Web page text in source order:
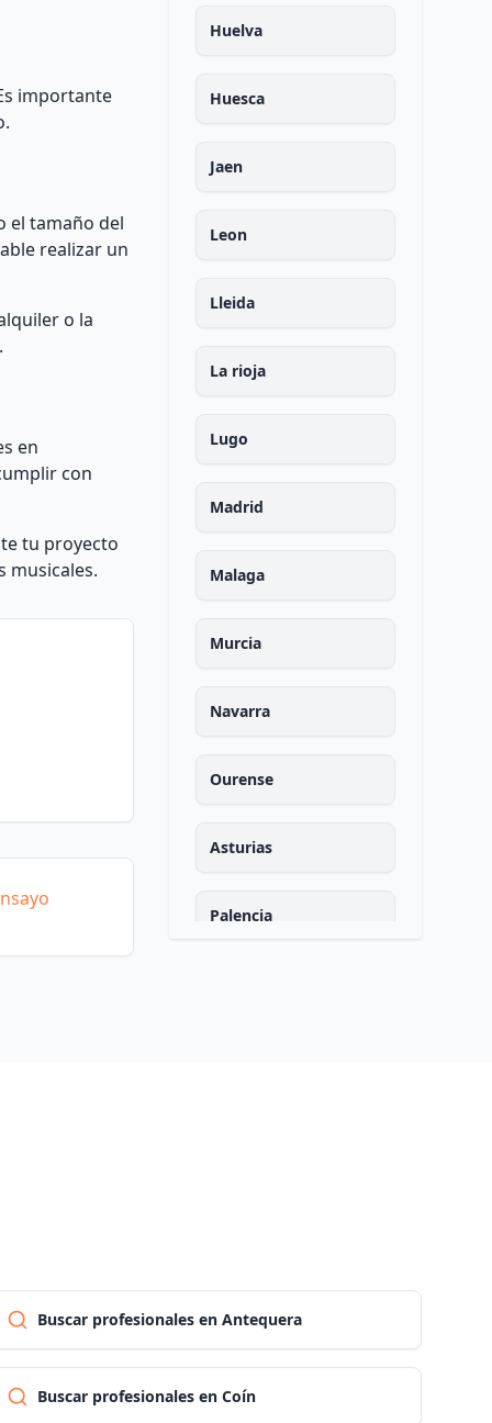
importante
el tamaño del
realizar un
o la
en
con
tu proyecto
musicales.
Huelva
Huesca
Jaen
Leon
Lleida
La rioja
Lugo
Madrid
Malaga
Murcia
Navarra
Ourense
Asturias
Palencia
Segovia
Sevilla
Buscar profesionales en Antequera
Buscar profesionales en Coín